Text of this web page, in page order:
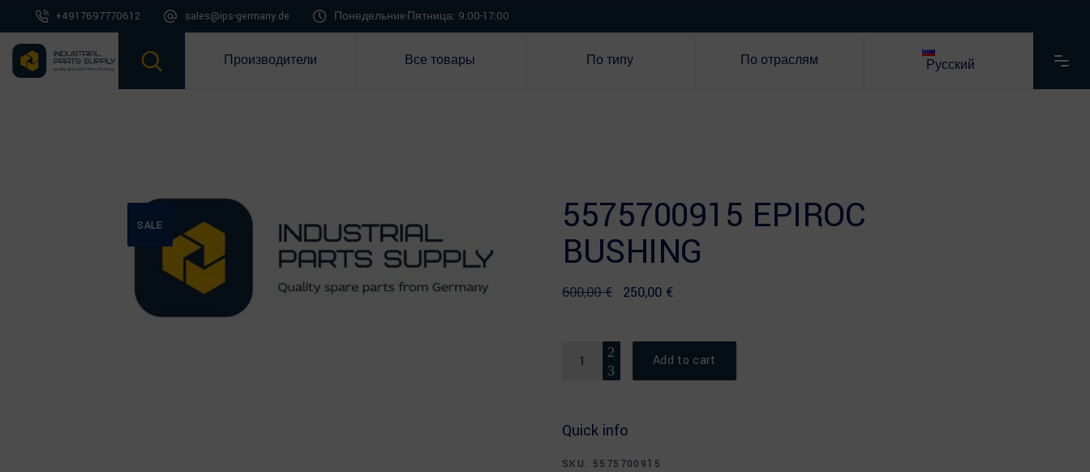
+4917697770612 sales@ips-germany.de Понедельник-Пятница: 9:00-17:00
Производители Все товары По типу По отраслям Русский
SALE 5575700915 EPIROC
BUSHING
600,00€ Original
250,00 €Current
Quantity
Add to cart
Quick info
SKU: 5575700915